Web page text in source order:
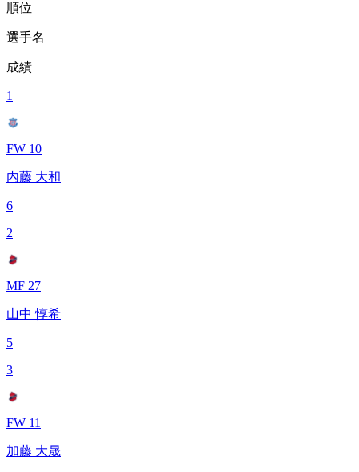
順位
選手名
成績
1
FW 10
内藤 大和
6
2
MF 27
山中 惇希
5
3
FW 11
加藤 大晟